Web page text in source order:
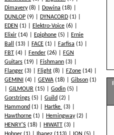
Dimavery(8) Dowina (18)
DUNLOP (9) DYNACORD (1)
EDEN (1) Elektro-Voice (6)
Elixir (14) Epiphone (5)
Ernie
Ball
(13) FACE (1) Farfisa (1)
FBT (4) Fender (26)
FGN
Guitars (19) Fishmann (3)
Flanger (3) Flight (8) FZone (14)
GEMINI
(4) GEWA (18) Gibson (1)
GILMOUR (15) Godin (5)
Gorstrings (5) Guild (2)
Hammond (1) Hartke (3)
Hawthorne (1) Hemingway(2)
HENRY'S (18) HIWATT (3)